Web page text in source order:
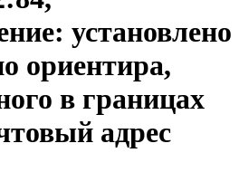
установлено
ориентира,
в границах
адрес